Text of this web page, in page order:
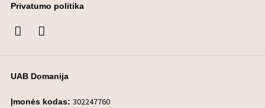
Privatumo politika
UAB Domanija
Įmonės kodas:302247760